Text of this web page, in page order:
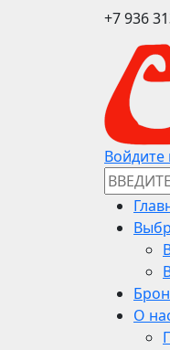
+7 936
Войдите
О